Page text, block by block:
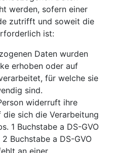
werden, sofern einer
zutrifft und soweit die
ist:
Daten wurden
erhoben oder auf
für welche sie
sind.
widerruft ihre
die sich die Verarbeitung
1 Buchstabe a DS-GVO
Buchstabe a DS-GVO
an einer